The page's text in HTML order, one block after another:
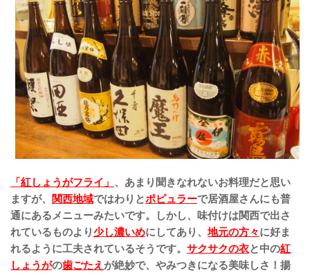
「紅しょうがフライ」 、あまり聞きなれないお料理だと思い
ますが、
関西地域ではわりとポピュラーで居酒屋さんにも普
通にあるメニューみたいです。しかし、味付けは関西で出さ
れているものより少し濃いめにしてあり、地元の方々に好ま
れるように工夫されているそうです。 サクサクの衣と中の紅
しょうがの歯ごたえ が絶妙で、やみつきになる美味しさ！揚